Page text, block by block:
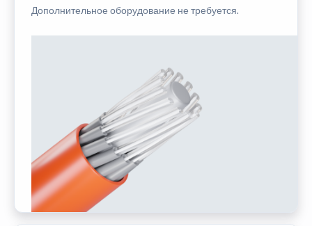
Дополнительное оборудование не требуется.